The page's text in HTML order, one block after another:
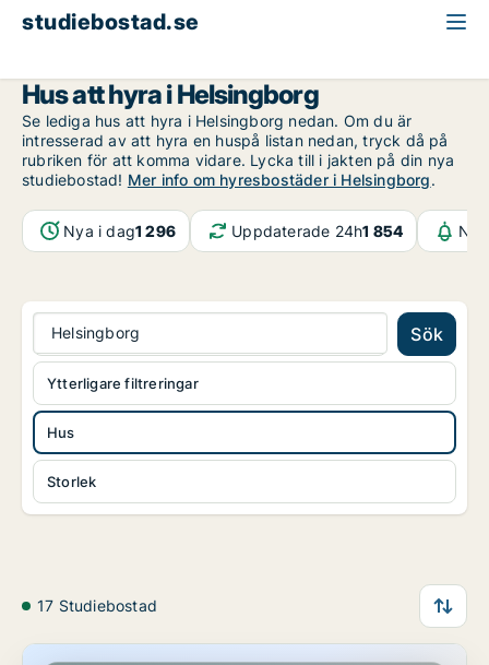
studiebostad.se
Hus att hyra i Helsingborg
Se lediga hus att hyra i Helsingborg nedan. Om du är
intresserad av att hyra en huspå listan nedan, tryck då på
rubriken för att komma vidare. Lycka till i jakten på din nya
studiebostad! Mer info om hyresbostäder i Helsingborg.
Nya i dag1 296 Uppdaterade 24h1 854
Helsingborg Sök
Hus
Storlek
Ytterligare filtreringar
17 Studiebostad
Hus i Helsingborg, Ängelholm